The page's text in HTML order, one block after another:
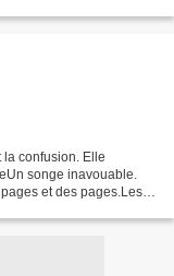
la confusion. Elle
songe inavouable.
et des pages.Les